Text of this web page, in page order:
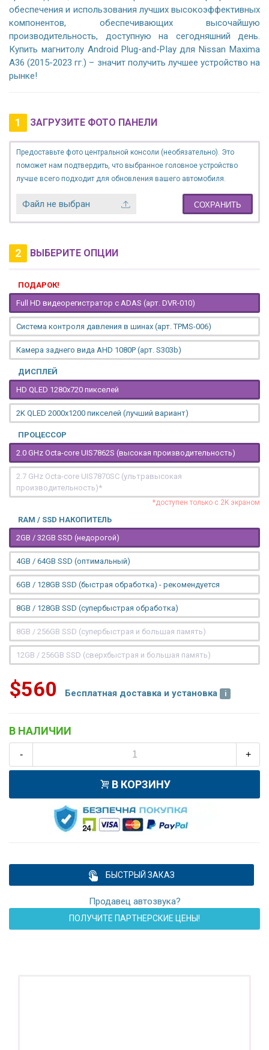
обеспечения и использования лучших высокоэффективных
компонентов, обеспечивающих высочайшую
производительность, доступную на сегодняшний день.
Купить магнитолу Android Plug-and-Play для Nissan Maxima
A36 (2015-2023 гг.) – значит получить лучшее устройство на
рынке!
1 ЗАГРУЗИТЕ ФОТО ПАНЕЛИ
Предоставьте фото центральной консоли (необязательно). Это
поможет нам подтвердить, что выбранное головное устройство
лучше всего подходит для обновления вашего автомобиля.
Файл не выбран СОХРАНИТЬ
2 ВЫБЕРИТЕ ОПЦИИ
ПОДАРОК!
Full HD видеорегистратор с ADAS (арт. DVR-010)
Система контроля давления в шинах (арт. TPMS-006)
Камера заднего вида AHD 1080P (арт. S303b)
ДИСПЛЕЙ
HD QLED 1280x720 пикселей
2K QLED 2000х1200 пикселей (лучший вариант)
ПРОЦЕССОР
2.0 GHz Octa-core UIS7862S (высокая производительность)
2.7 GHz Octa-core UIS7870SC (ультравысокая
производительность)*
*доступен только с 2K экраном
RAM / SSD НАКОПИТЕЛЬ
2GB / 32GB SSD (недорогой)
4GB / 64GB SSD (оптимальный)
6GB / 128GB SSD (быстрая обработка) - рекомендуется
8GB / 128GB SSD (супербыстрая обработка)
8GB / 256GB SSD (супербыстрая и большая память)
12GB / 256GB SSD (сверхбыстрая и большая память)
$560 Бесплатная доставка и установка
В НАЛИЧИИ
- +
В КОРЗИНУ
БЫСТРЫЙ ЗАКАЗ
Продавец автозвука?
ПОЛУЧИТЕ ПАРТНЕРСКИЕ ЦЕНЫ!